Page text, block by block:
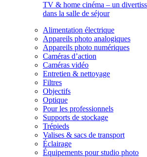
TV & home cinéma – un
dans la salle de séjour
Alimentation électrique
Appareils photo analogiques
Appareils photo numériques
Caméras d’action
Caméras vidéo
Entretien & nettoyage
Filtres
Objectifs
Optique
Pour les professionnels
Supports de stockage
Trépieds
Valises & sacs de transport
Éclairage
Équipements pour studio photo